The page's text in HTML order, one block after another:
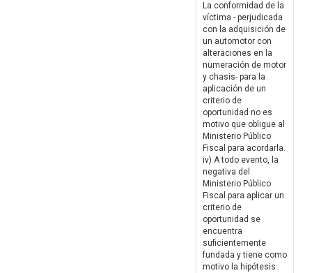
La conformidad de la
víctima - perjudicada
con la adquisición de
un automotor con
alteraciones en la
numeración de motor
y chasis- para la
aplicación de un
criterio de
oportunidad no es
motivo que obligue al
Ministerio Público
Fiscal para acordarla.
iv) A todo evento, la
negativa del
Ministerio Público
Fiscal para aplicar un
criterio de
oportunidad se
encuentra
suficientemente
fundada y tiene como
motivo la hipótesis